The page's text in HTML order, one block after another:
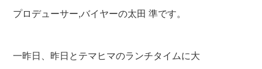
プロデューサー,バイヤーの太田 準です。
一昨日、昨日とテマヒマのランチタイムに大